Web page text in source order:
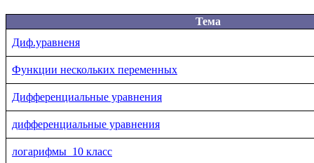
Тема
Диф.уравненя
Функции нескольких переменных
Дифференциальные уравнения
дифференциальные уравнения
логарифмы_10 класс